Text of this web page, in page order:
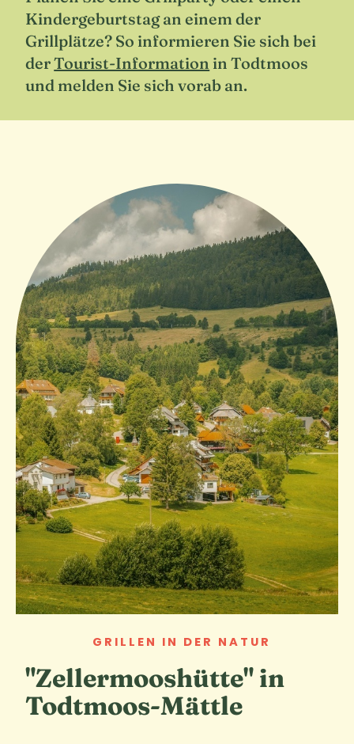
Kindergeburtstag an einem der
Grillplätze? So informieren Sie sich bei
derTourist-Information in Todtmoos
und melden Sie sich vorab an.
GRILLEN IN DER NATUR
"Zellermooshütte" in
Todtmoos-Mättle